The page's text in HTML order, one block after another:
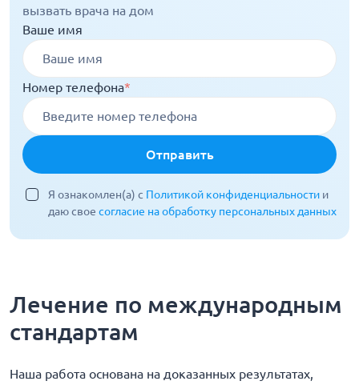
вызвать врача на дом
Ваше имя
Номер телефона*
Отправить
Я ознакомлен(а) с Политикой конфиденциальности и
даю свое согласие на обработку персональных данных
Лечение по международным
стандартам
Наша работа основана на доказанных результатах,